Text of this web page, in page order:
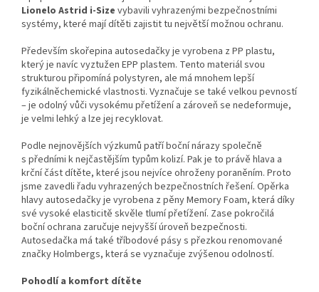
Lionelo Astrid i-Size vybavili vyhrazenými bezpečnostními
systémy, které mají dítěti zajistit tu největší možnou ochranu.
Především skořepina autosedačky je vyrobena z PP plastu,
který je navíc vyztužen EPP plastem. Tento materiál svou
strukturou připomíná polystyren, ale má mnohem lepší
fyzikálněchemické vlastnosti. Vyznačuje se také velkou pevností
– je odolný vůči vysokému přetížení a zároveň se nedeformuje,
je velmi lehký a lze jej recyklovat.
Podle nejnovějších výzkumů patří boční nárazy společně
s předními k nejčastějším typům kolizí. Pak je to právě hlava a
krční část dítěte, které jsou nejvíce ohroženy poraněním. Proto
jsme zavedli řadu vyhrazených bezpečnostních řešení. Opěrka
hlavy autosedačky je vyrobena z pěny Memory Foam, která díky
své vysoké elasticitě skvěle tlumí přetížení. Zase pokročilá
boční ochrana zaručuje nejvyšší úroveň bezpečnosti.
Autosedačka má také tříbodové pásy s přezkou renomované
značky Holmbergs, která se vyznačuje zvýšenou odolností.
Pohodlí a komfort dítěte